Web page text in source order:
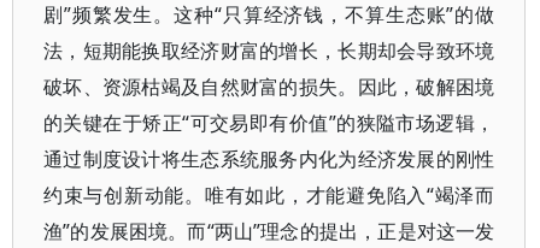
剧”频繁发生。这种“只算经济钱，不算生态账”的做
法，短期能换取经济财富的增长，长期却会导致环境
破坏、资源枯竭及自然财富的损失。因此，破解困境
的关键在于矫正“可交易即有价值”的狭隘市场逻辑，
通过制度设计将生态系统服务内化为经济发展的刚性
约束与创新动能。唯有如此，才能避免陷入“竭泽而
渔”的发展困境。而“两山”理念的提出，正是对这一发